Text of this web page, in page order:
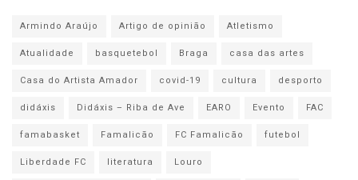
Armindo Araújo Artigo de opinião
Atletismo
Atualidade
basquetebol Braga
casa das artes
Casa do Artista Amador
covid-19 cultura
desporto
didáxis
Didáxis – Riba de Ave EARO Evento
FAC
famabasket
Famalicão FC Famalicão
futebol
Liberdade FC
literatura
Louro